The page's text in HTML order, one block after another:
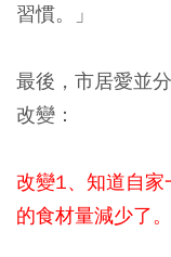
習慣。」
最後，市居愛並
改變：
改變1、知道自
的食材量減少了。